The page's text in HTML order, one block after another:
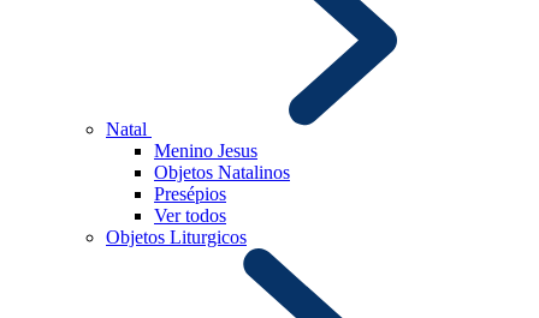
Natal
Menino Jesus
Objetos Natalinos
Presépios
Ver todos
Objetos Liturgicos